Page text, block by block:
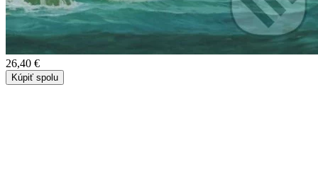
26,40 €
Kúpiť spolu